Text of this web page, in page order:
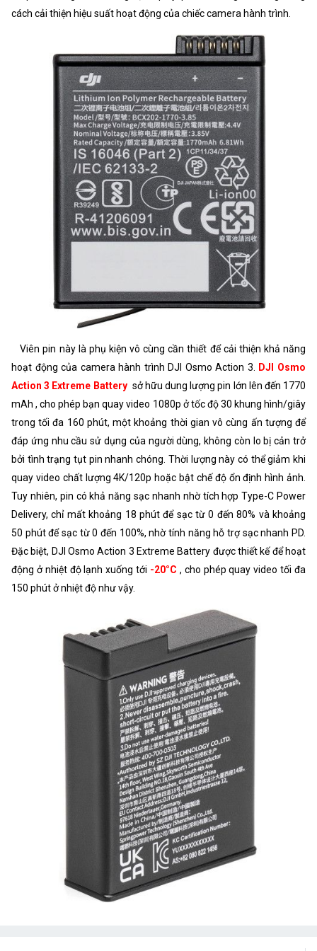
cách cải thiện hiệu suất hoạt động của chiếc camera hành trình.
Viên pin này là phụ kiện vô cùng cần thiết để cải thiện khả năng
hoạt động của camera hành trình DJI Osmo Action 3. DJI Osmo
Action 3 Extreme Battery sở hữu dung lượng pin lớn lên đến 1770
mAh , cho phép bạn quay video 1080p ở tốc độ 30 khung hình/giây
trong tối đa 160 phút, một khoảng thời gian vô cùng ấn tượng để
đáp ứng nhu cầu sử dụng của người dùng, không còn lo bị cản trở
bởi tình trạng tụt pin nhanh chóng. Thời lượng này có thể giảm khi
quay video chất lượng 4K/120p hoặc bật chế độ ổn định hình ảnh.
Tuy nhiên, pin có khả năng sạc nhanh nhờ tích hợp Type-C Power
Delivery, chỉ mất khoảng 18 phút để sạc từ 0 đến 80% và khoảng
50 phút để sạc từ 0 đến 100%, nhờ tính năng hỗ trợ sạc nhanh PD.
Đặc biệt, DJI Osmo Action 3 Extreme Battery được thiết kế để hoạt
động ở nhiệt độ lạnh xuống tới -20°C , cho phép quay video tối đa
150 phút ở nhiệt độ như vậy.